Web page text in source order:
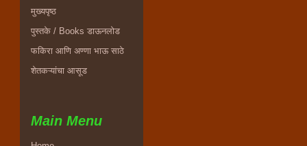
मुख्यपृष्ठ
पुस्तके / Books डाऊनलोड
फकिरा आणि अण्णा भाऊ साठे
शेतकऱ्यांचा आसूड
Main Menu